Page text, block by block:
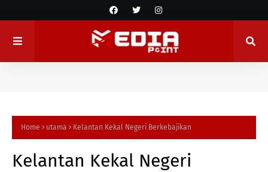
Home utama Kelantan Kekal Negeri Berkebajikan
Kelantan Kekal Negeri